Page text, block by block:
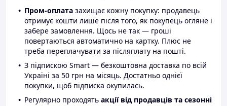
Пром-оплата захищає кожну покупку: продавець
отримує кошти лише після того, як покупець огляне і
забере замовлення. Щось не так — гроші
повертаються автоматично на картку. Плюс не
треба переплачувати за післяплату на пошті.
З підпискою Smart — безкоштовна доставка по всій
Україні за 50 грн на місяць. Достатньо однієї
покупки, щоб підписка окупилась.
Регулярно проходять акції від продавців та сезонні